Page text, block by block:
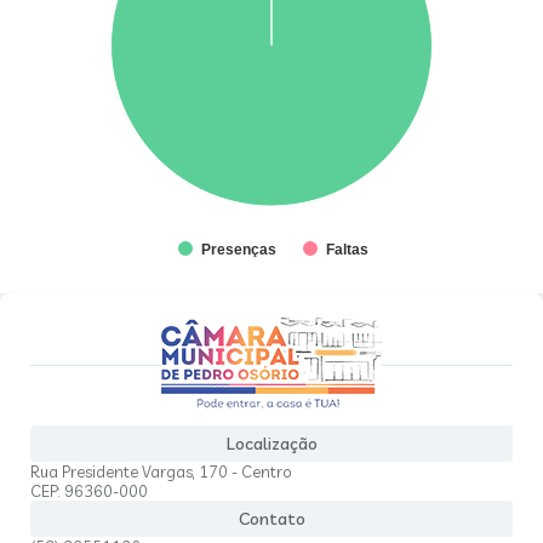
Presenças Faltas
Localização
Rua Presidente Vargas, 170 - Centro
CEP: 96360-000
Contato